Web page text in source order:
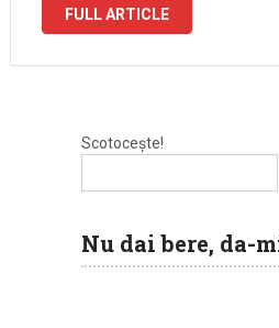
FULL ARTICLE
Scotocește!
Nu dai bere, da-